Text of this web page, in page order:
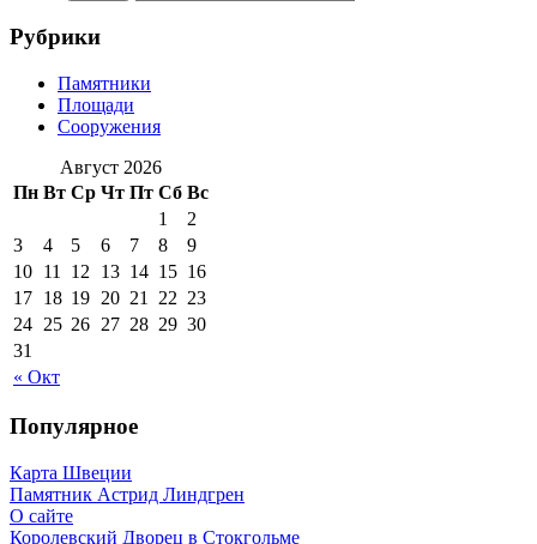
Рубрики
Памятники
Площади
Сооружения
Август 2026
Пн Вт Ср Чт Пт Сб Вс
« Окт
1
2
3
4 5 6 7 8
9
10 11 12 13 14 15 16
17 18 19 20 21 22 23
24 25 26 27 28 29 30
31
Популярное
Карта Швеции
Памятник Астрид Линдгрен
О сайте
Королевский Дворец в Стокгольме